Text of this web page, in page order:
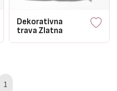
Dekorativna
trava Zlatna
1